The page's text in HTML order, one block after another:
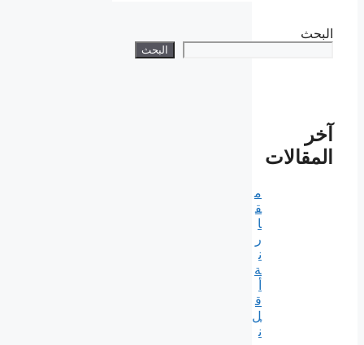
البحث
البحث
آخر
المقالات
م
ق
ا
ر
ن
ة
ق
ل
ن